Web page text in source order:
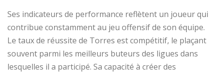
Ses indicateurs de performance reflètent un joueur qui
contribue constamment au jeu offensif de son équipe.
Le taux de réussite de Torres est compétitif, le plaçant
souvent parmi les meilleurs buteurs des ligues dans
lesquelles il a participé. Sa capacité à créer des